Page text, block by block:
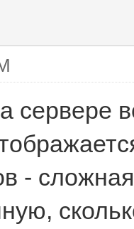
сервере
-